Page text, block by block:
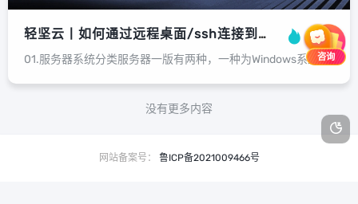
轻坚云丨如何通过远程桌面/ssh连接到服务器 7.1K
01.服务器系统分类服务器一版有两种，一种为Windows系统，另一种为centos系统，您可以通过机器产品页面看下自己机器是什么类型。02.Windows系统怎么连接打开产品详情页，找到自己的ip地址，系统属于什么类型，登...
没有更多内容
网站备案号： 鲁ICP备2021009466号
咨询